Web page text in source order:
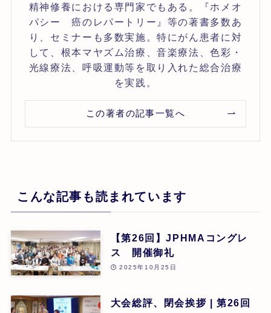
精神修養における専門家でもある。『ホメオ
パシー 癌のレパートリー』等の著書多数あ
り、セミナーも多数実施。特にがん患者に対
して、根本マヤズム治療、音楽療法、色彩・
光線療法、呼吸運動等を取り入れた総合治療
を実践。
この著者の記事一覧へ
こんな記事も読まれています
【第26回】JPHMAコングレ
ス 開催御礼
2025年10月25日
大会総評、閉会挨拶 | 第26回